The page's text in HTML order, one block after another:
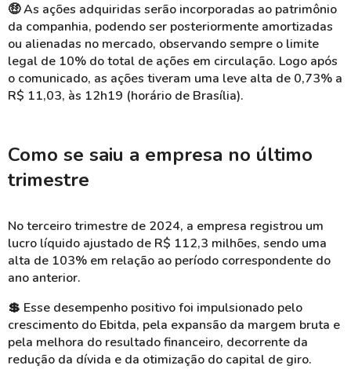
🤑 As ações adquiridas serão incorporadas ao patrimônio
da companhia, podendo ser posteriormente amortizadas
ou alienadas no mercado, observando sempre o limite
legal de 10% do total de ações em circulação. Logo após
o comunicado, as ações tiveram uma leve alta de 0,73% a
R$ 11,03, às 12h19 (horário de Brasília).
Como se saiu a empresa no último
trimestre
No terceiro trimestre de 2024, a empresa registrou um
lucro líquido ajustado de R$ 112,3 milhões, sendo uma
alta de 103% em relação ao período correspondente do
ano anterior.
💲 Esse desempenho positivo foi impulsionado pelo
crescimento do Ebitda, pela expansão da margem bruta e
pela melhora do resultado financeiro, decorrente da
redução da dívida e da otimização do capital de giro.